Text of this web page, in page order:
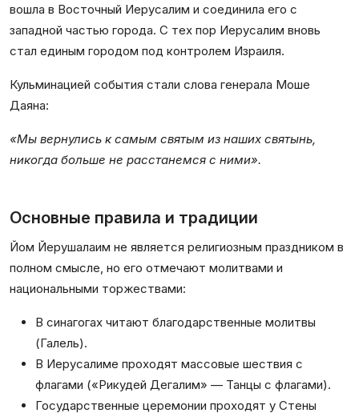
вошла в Восточный Иерусалим и соединила его с
западной частью города. С тех пор Иерусалим вновь
стал единым городом под контролем Израиля.
Кульминацией события стали слова генерала Моше
Даяна:
«Мы вернулись к самым святым из наших святынь,
никогда больше не расстанемся с ними».
Основные правила и традиции
Йом Йерушалаим не является религиозным праздником в
полном смысле, но его отмечают молитвами и
национальными торжествами:
В синагогах читают благодарственные молитвы
(Галель).
В Иерусалиме проходят массовые шествия с
флагами («Рикудей Дегалим» — Танцы с флагами).
Государственные церемонии проходят у Стены